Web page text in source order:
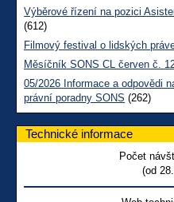
Výběrové řízení na pozici
(612)
Filmový festival o lidských
Měsíčník SONS CL červen č.
05/2026 Informace a odpovědi
právní poradny SONS (262)
Technické informace
Počet
(od